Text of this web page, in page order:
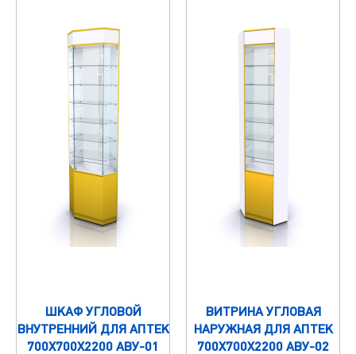
ШКАФ УГЛОВОЙ
ВНУТРЕННИЙ ДЛЯ АПТЕК
700Х700Х2200 АВУ-01
ВИТРИНА УГЛОВАЯ
НАРУЖНАЯ ДЛЯ АПТЕК
700Х700Х2200 АВУ-02